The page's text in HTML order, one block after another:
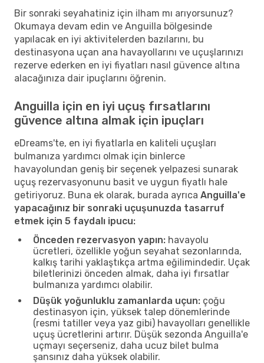
Bir sonraki seyahatiniz için ilham mı arıyorsunuz?
Okumaya devam edin ve Anguilla bölgesinde
yapılacak en iyi aktivitelerden bazılarını, bu
destinasyona uçan ana havayollarını ve uçuşlarınızı
rezerve ederken en iyi fiyatları nasıl güvence altına
alacağınıza dair ipuçlarını öğrenin.
Anguilla için en iyi uçuş fırsatlarını
güvence altına almak için ipuçları
eDreams'te, en iyi fiyatlarla en kaliteli uçuşları
bulmanıza yardımcı olmak için binlerce
havayolundan geniş bir seçenek yelpazesi sunarak
uçuş rezervasyonunu basit ve uygun fiyatlı hale
getiriyoruz. Buna ek olarak, burada ayrıca Anguilla'e
yapacağınız bir sonraki uçuşunuzda tasarruf
etmek için 5 faydalı ipucu:
Önceden rezervasyon yapın: havayolu
ücretleri, özellikle yoğun seyahat sezonlarında,
kalkış tarihi yaklaştıkça artma eğilimindedir. Uçak
biletlerinizi önceden almak, daha iyi fırsatlar
bulmanıza yardımcı olabilir.
Düşük yoğunluklu zamanlarda uçun: çoğu
destinasyon için, yüksek talep dönemlerinde
(resmi tatiller veya yaz gibi) havayolları genellikle
uçuş ücretlerini artırır. Düşük sezonda Anguilla'e
uçmayı seçerseniz, daha ucuz bilet bulma
şansınız daha yüksek olabilir.